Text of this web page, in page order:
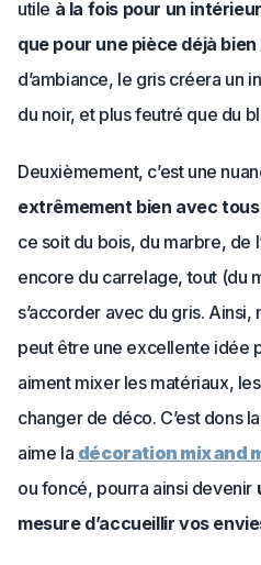
utile à la fois pour un
que pour une pièce déjà
d’ambiance, le gris créera un
du noir, et plus feutré que du
Deuxièmement, c’est une
extrêmement bien avec
ce soit du bois, du marbre, de
encore du carrelage, tout (du
s’accorder avec du gris.
peut être une excellente idée
aiment mixer les matériaux,
changer de déco. C’est dons
aime la décoration mix and
ou foncé, pourra ainsi devenir
mesure d’accueillir vos